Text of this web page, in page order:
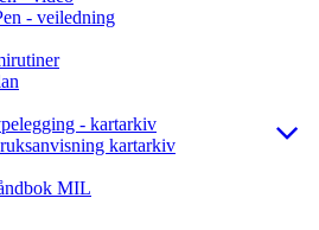
- veiledning
- kartarkiv
kartarkiv
MIL